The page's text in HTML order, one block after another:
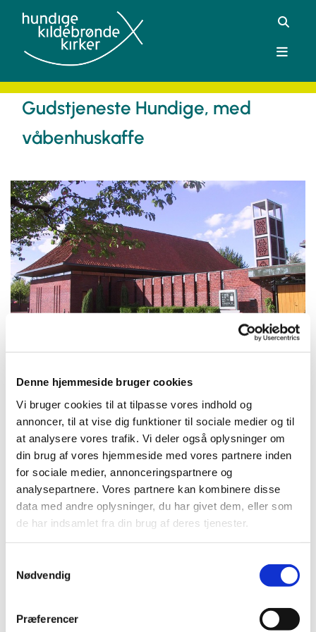
Denne hjemmeside bruger cookies
Vi bruger cookies til at tilpasse vores indhold og
annoncer, til at vise dig funktioner til sociale medier og til
at analysere vores trafik. Vi deler også oplysninger om
din brug af vores hjemmeside med vores partnere inden
for sociale medier, annonceringspartnere og
analysepartnere. Vores partnere kan kombinere disse
data med andre oplysninger, du har givet dem, eller som
de har indsamlet fra din brug af deres tjenester.
Nødvendig
Præferencer
Gudstjeneste Hundige, med
våbenhuskaffe
Søndag 27. september 2026, kl. 11:00
Hundige Kirke, Eriksmindevej 20, 2670
Greve
Lisbeth Christensen